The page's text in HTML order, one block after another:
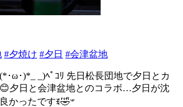
#夕焼け #夕日 #会津盆地
･ω･)*_ _)ﾍﾟｺﾘ 先日松長団地で夕日とカ
夕日と会津盆地とのコラボ…夕日が沈
む前に間に合って良かったですꉂ🤣𐤔